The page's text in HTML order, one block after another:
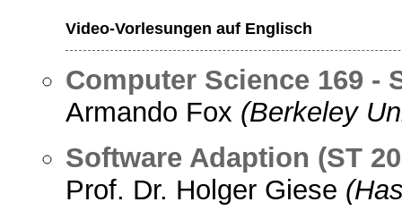
Video-Vorlesungen auf Englisch
Computer Science 169 -
Armando Fox (Berkeley
Software Adaption (ST
Prof. Dr. Holger Giese